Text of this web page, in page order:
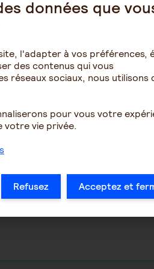
immédiatement à l'EHPAD pour vous
votre maman de trouver un
d'établissement. D'autant que,
être soulagée, puisque, visiblement,
données que
l'adapter à vos préférences,
des contenus qui vous
réseaux sociaux, nous utilisons
pour vous votre
votre vie privée.
Refusez Acceptez et